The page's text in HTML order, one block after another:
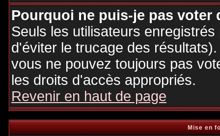
Pourquoi ne puis-je pas voter
Seuls les utilisateurs
d'éviter le trucage des
vous ne pouvez toujours pas
les droits d'accès appropriés.
Revenir en haut de page
Mise en